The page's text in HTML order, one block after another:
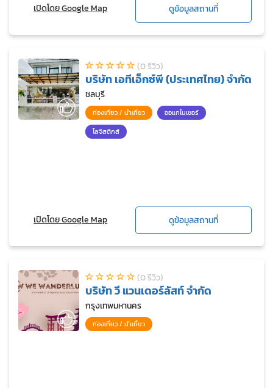
เปิดโดย Google Map ดูข้อมูลสถานที่
(0 รีวิว)
บริษัท เอทีเอ็กซ์พี (ประเทศไทย) จำกัด
ชลบุรี
ท่องเที่ยว / นำเที่ยว
ออแกไนเซอร์
โลจิสติกส์
เปิดโดย Google Map ดูข้อมูลสถานที่
(0 รีวิว)
บริษัท วี แวนเดอร์ลัสท์ จำกัด
กรุงเทพมหานคร
ท่องเที่ยว / นำเที่ยว